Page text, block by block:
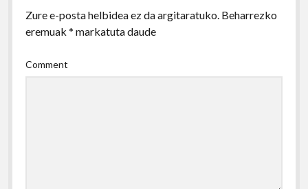
Zure e-posta helbidea ez da argitaratuko. Beharrezko
eremuak * markatuta daude
Comment